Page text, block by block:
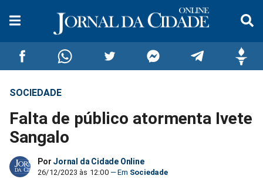
Compartilhar
no
Facebook
Compartilhar
no
Whatsapp
no
Twitter
no
Messenger
no
no
SOCIEDADE
Falta de público atormenta Ivete
Sangalo
Por Jornal da Cidade Online
26/12/2023 às 12:00 Sociedade